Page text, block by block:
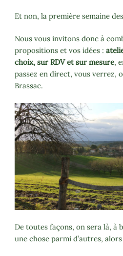
Et non, la première semaine
Nous vous invitons donc à
propositions et vos idées :
choix, sur RDV et sur mesure,
passez en direct, vous verrez,
Brassac.
De toutes façons, on sera là, à
une chose parmi d’autres, alors